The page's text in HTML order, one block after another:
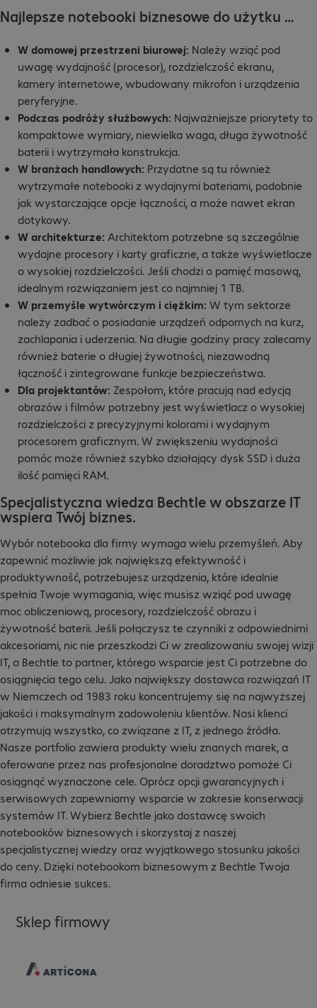
Najlepsze notebooki biznesowe do użytku …
W domowej przestrzeni biurowej: Należy wziąć pod
uwagę wydajność (procesor), rozdzielczość ekranu,
kamery internetowe, wbudowany mikrofon i urządzenia
peryferyjne.
Podczas podróży służbowych: Najważniejsze priorytety to
kompaktowe wymiary, niewielka waga, długa żywotność
baterii i wytrzymała konstrukcja.
W branżach handlowych: Przydatne są tu również
wytrzymałe notebooki z wydajnymi bateriami, podobnie
jak wystarczające opcje łączności, a może nawet ekran
dotykowy.
W architekturze: Architektom potrzebne są szczególnie
wydajne procesory i karty graficzne, a także wyświetlacze
o wysokiej rozdzielczości. Jeśli chodzi o pamięć masową,
idealnym rozwiązaniem jest co najmniej 1 TB.
W przemyśle wytwórczym i ciężkim: W tym sektorze
należy zadbać o posiadanie urządzeń odpornych na kurz,
zachlapania i uderzenia. Na długie godziny pracy zalecamy
również baterie o długiej żywotności, niezawodną
łączność i zintegrowane funkcje bezpieczeństwa.
Dla projektantów: Zespołom, które pracują nad edycją
obrazów i filmów potrzebny jest wyświetlacz o wysokiej
rozdzielczości z precyzyjnymi kolorami i wydajnym
procesorem graficznym. W zwiększeniu wydajności
pomóc może również szybko działający dysk SSD i duża
ilość pamięci RAM.
Specjalistyczna wiedza Bechtle w obszarze IT
wspiera Twój biznes.
Wybór notebooka dla firmy wymaga wielu przemyśleń. Aby
zapewnić możliwie jak największą efektywność i
produktywność, potrzebujesz urządzenia, które idealnie
spełnia Twoje wymagania, więc musisz wziąć pod uwagę
moc obliczeniową, procesory, rozdzielczość obrazu i
żywotność baterii. Jeśli połączysz te czynniki z odpowiednimi
akcesoriami, nic nie przeszkodzi Ci w zrealizowaniu swojej wizji
IT, a Bechtle to partner, którego wsparcie jest Ci potrzebne do
osiągnięcia tego celu. Jako największy dostawca rozwiązań IT
w Niemczech od 1983 roku koncentrujemy się na najwyższej
jakości i maksymalnym zadowoleniu klientów. Nasi klienci
otrzymują wszystko, co związane z IT, z jednego źródła.
Nasze portfolio zawiera produkty wielu znanych marek, a
oferowane przez nas profesjonalne doradztwo pomoże Ci
osiągnąć wyznaczone cele. Oprócz opcji gwarancyjnych i
serwisowych zapewniamy wsparcie w zakresie konserwacji
systemów IT. Wybierz Bechtle jako dostawcę swoich
notebooków biznesowych i skorzystaj z naszej
specjalistycznej wiedzy oraz wyjątkowego stosunku jakości
do ceny. Dzięki notebookom biznesowym z Bechtle Twoja
firma odniesie sukces.
Sklep firmowy